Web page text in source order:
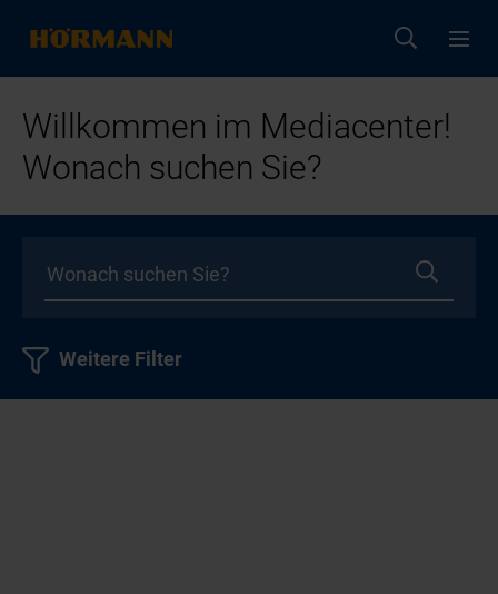
Willkommen im Mediacenter!
Wonach suchen Sie?
Weitere Filter